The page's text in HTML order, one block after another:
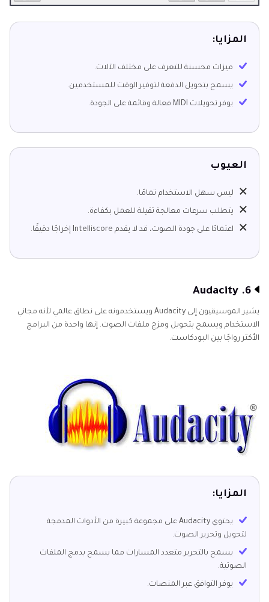
المزايا:
ميزات محسنة للتعرف على مختلف الآلات.
يسمح بتحويل الدفعة لتوفير الوقت للمستخدمين.
يوفر تحويلات MIDI فعالة وقائمة على الجودة.
العيوب
ليس سهل الاستخدام تمامًا.
يتطلب سرعات معالجة ثقيلة للعمل بكفاءة.
اعتمادًا على جودة الصوت، قد لا يقدم Intelliscore إخراجًا دقيقًا.
6. Audacity
يشير الموسيقيون إلى Audacity ويستخدمونه على نطاق عالمي لأنه مجاني
الاستخدام ويسمح بتحويل ومزج ملفات الصوت. إنها واحدة من البرامج
الأكثر رواجًا بين البودكاست.
المزايا:
يحتوي Audacity على مجموعة كبيرة من الأدوات المدمجة
لتحويل وتحرير الصوت.
يسمح بالتحرير متعدد المسارات مما يسمح بدمج الملفات
الصوتية.
يوفر التوافق عبر المنصات.